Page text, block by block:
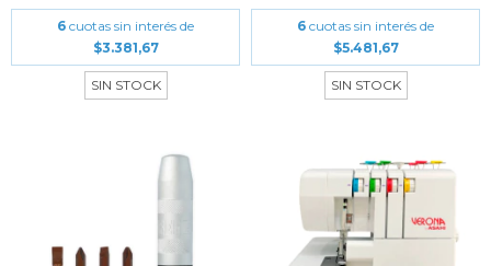
6 cuotas sin interés de
$3.381,67
SIN STOCK
6 cuotas sin interés de
$5.481,67
SIN STOCK